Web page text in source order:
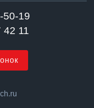
50-19
42 11